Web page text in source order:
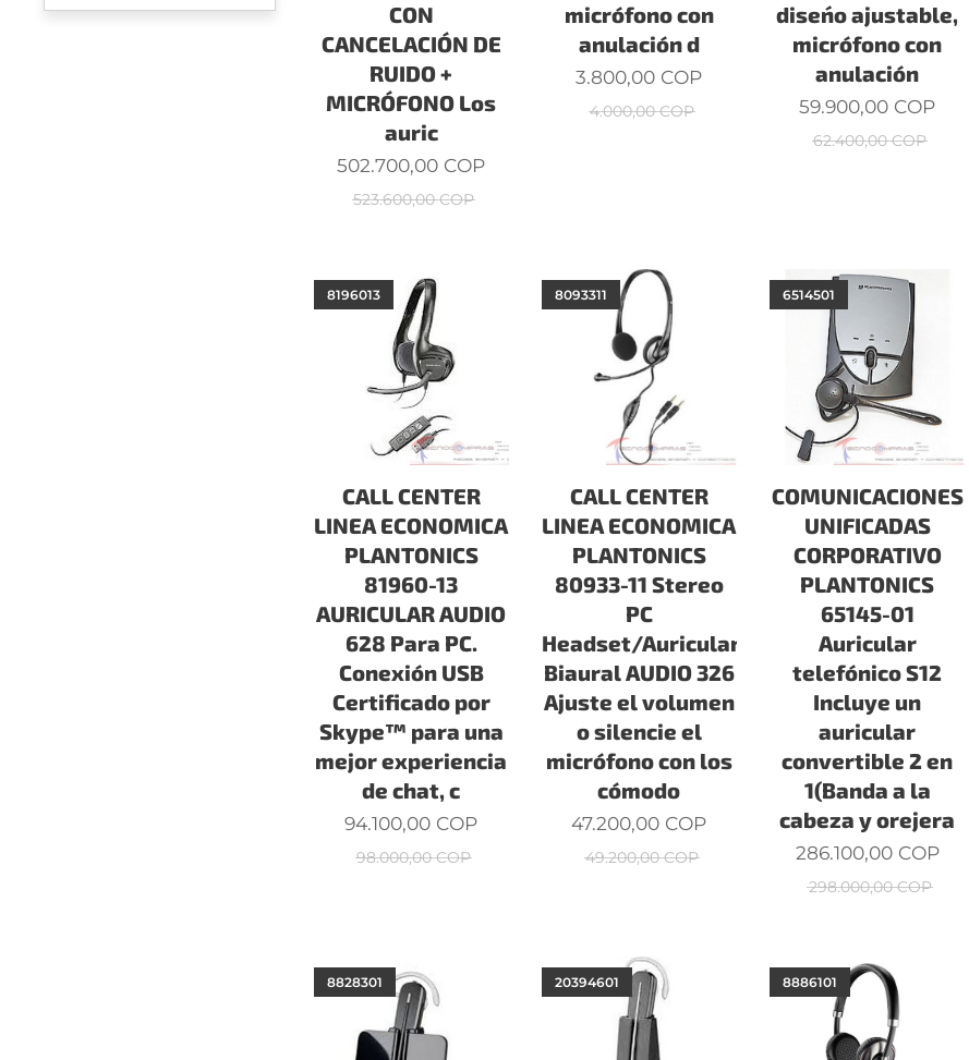
CON
CANCELACIÓN DE
RUIDO +
MICRÓFONO Los
auric
502.700,00 COP
523.600,00COP
micrófono con
anulación d
3.800,00 COP
4.000,00COP
diseńo ajustable,
micrófono con
anulación
59.900,00 COP
62.400,00COP
CALL CENTER
LINEA ECONOMICA
PLANTONICS
81960-13
AURICULAR AUDIO
628 Para PC.
Conexión USB
Certificado por
Skype™ para una
mejor experiencia
de chat, c
8196013
94.100,00 COP
98.000,00COP
CALL CENTER
LINEA ECONOMICA
PLANTONICS
80933-11 Stereo
PC
Headset/Auricular
Biaural AUDIO 326
Ajuste el volumen
o silencie el
micrófono con los
cómodo
8093311
47.200,00 COP
49.200,00COP
COMUNICACIONES
UNIFICADAS
CORPORATIVO
PLANTONICS
65145-01
Auricular
telefónico S12
Incluye un
auricular
convertible 2 en
1(Banda a la
cabeza y orejera
6514501
286.100,00COP
298.000,00COP
8828301 20394601 8886101